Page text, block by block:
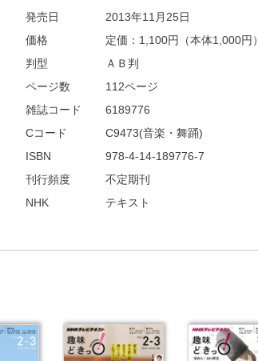
発売日
2013年11月25日
価格
定価： 1,100円（本体1,000円）
判型
ＡＢ判
ページ数
112ページ
雑誌コード
6189776
Cコード
C9473(音楽・舞踊)
ISBN
978-4-14-189776-7
刊行頻度
不定期刊
NHK
テキスト